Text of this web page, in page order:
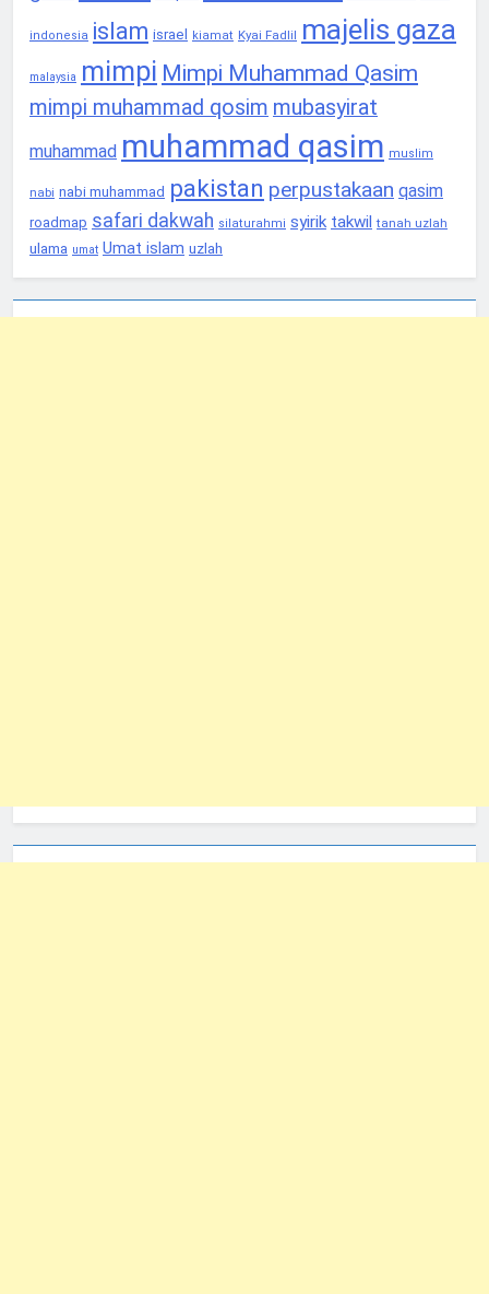
indonesia islam israel kiamat Kyai Fadlil majelis gaza
malaysia mimpi Mimpi Muhammad Qasim
mimpi muhammad qosim mubasyirat
muhammad muhammad qasim muslim
nabi nabi muhammad pakistan perpustakaan qasim
roadmap safari dakwah silaturahmi syirik takwil tanah uzlah
ulama umat Umat islam uzlah